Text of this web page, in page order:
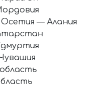
Осетия — Алания